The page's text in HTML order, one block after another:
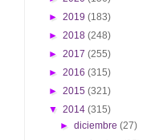
► 2019 (183)
► 2018 (248)
► 2017 (255)
► 2016 (315)
► 2015 (321)
▼ 2014 (315)
►diciembre(27)